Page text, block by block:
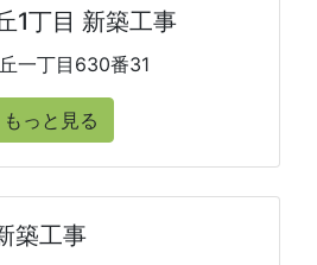
1丁目 新築工事
一丁目630番31
もっと見る
築工事